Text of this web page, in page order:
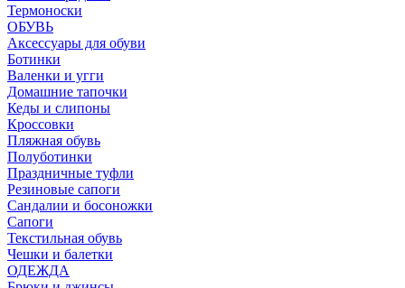
Термоноски
ОБУВЬ
Аксессуары для обуви
Ботинки
Валенки и угги
Домашние тапочки
Кеды и слипоны
Кроссовки
Пляжная обувь
Полуботинки
Праздничные туфли
Резиновые сапоги
Сандалии и босоножки
Сапоги
Текстильная обувь
Чешки и балетки
ОДЕЖДА